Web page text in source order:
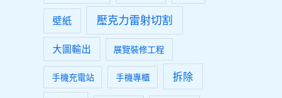
壁紙 壓克力雷射切割
大圖輸出 展覽裝修工程
手機充電站 手機專櫃 拆除